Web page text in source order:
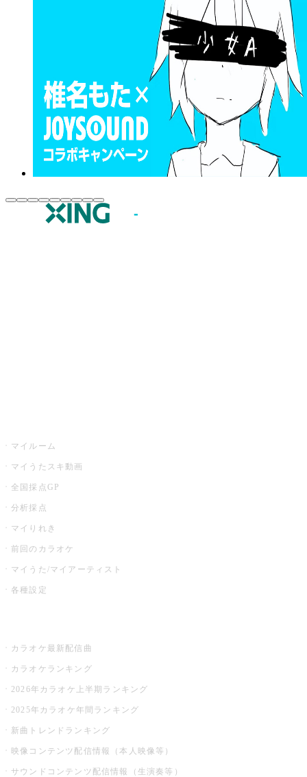
マイルーム
マイうたスキ動画
全国採点GP
分析採点
マイりれき
前回のカラオケ
マイうた/マイアーティスト
各種設定
カラオケ最新配信曲
カラオケランキング
2026年カラオケ上半期ランキング
2025年カラオケ年間ランキング
新曲トレンドランキング
映像コンテンツ配信情報（本人映像等）
サウンドコンテンツ配信情報（生演奏等）